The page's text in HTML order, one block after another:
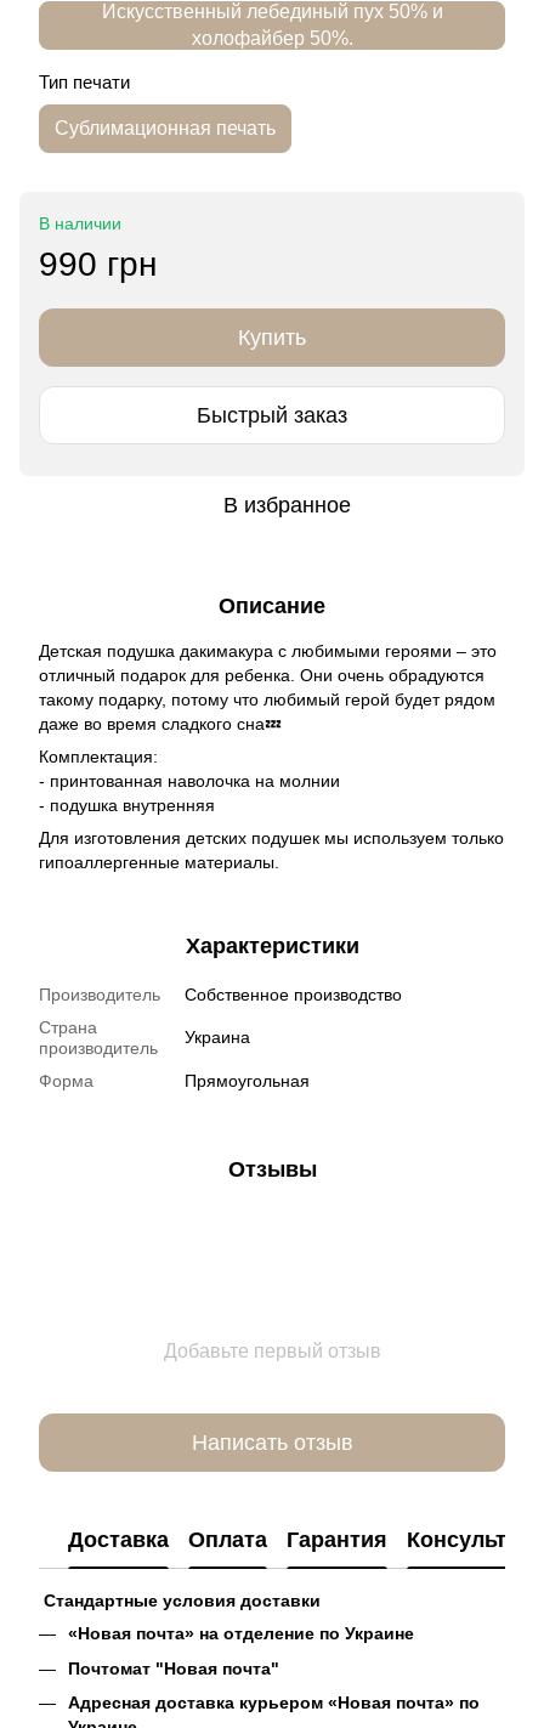
Искусственный лебединый пух 50% и
холофайбер 50%.
Тип печати
Сублимационная печать
В наличии
990 грн
Купить
Быстрый заказ
В избранное
Описание
Детская подушка дакимакура с любимыми героями – это
отличный подарок для ребенка. Они очень обрадуются
такому подарку, потому что любимый герой будет рядом
даже во время сладкого сна💤
Комплектация:
- принтованная наволочка на молнии
- подушка внутренняя
Для изготовления детских подушек мы используем только
гипоаллергенные материалы.
Характеристики
Производитель
Собственное производство
Страна
производитель
Украина
Форма Прямоугольная
Отзывы
Добавьте первый отзыв
Написать отзыв
Доставка Оплата Гарантия
Стандартные условия доставки
«Новая почта» на отделение по Украине
Почтомат "Новая почта"
Адресная доставка курьером «Новая почта» по